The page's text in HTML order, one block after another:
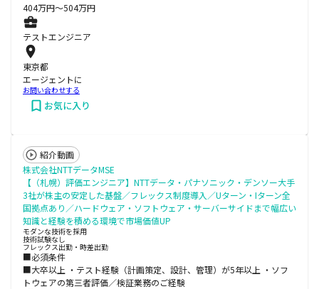
404万円〜504万円
テストエンジニア
東京都
エージェントに
お問い合わせする
お気に入り
紹介動画
株式会社NTTデータMSE
【（札幌）評価エンジニア】NTTデータ・パナソニック・デンソー大手
3社が株主の安定した基盤／フレックス制度導入／Uターン・Iターン全
国拠点あり／ハードウェア・ソフトウェア・サーバーサイドまで幅広い
知識と経験を積める環境で市場価値UP
モダンな技術を採用
技術試験なし
フレックス出勤・時差出勤
■必須条件
■大卒以上 ・テスト経験（計画策定、設計、管理）が5年以上 ・ソフ
トウェアの第三者評価／検証業務のご経験